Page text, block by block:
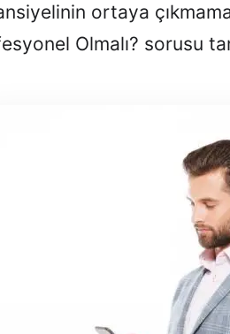
ortaya
Olmalı? sorusu